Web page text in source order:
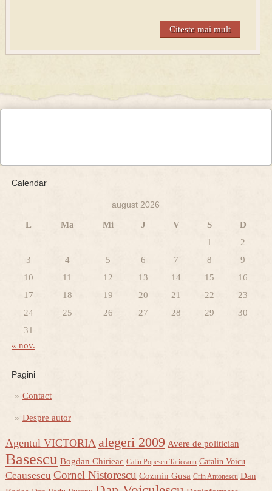
Citeste mai mult
Calendar
august 2026
L Ma Mi J V S
D
1
2
3
4 5 6 7 8
9
10
11 12 13 14 15
16
17
18 19 20 21 22
23
24
25 26 27 28 29
30
31
« nov.
Pagini
Contact
Despre autor
Agentul VICTORIA alegeri 2009 Avere de politician
Basescu Bogdan Chirieac Calin Popescu Tariceanu Catalin Voicu
Ceausescu Cornel Nistorescu Cozmin Gusa Crin Antonescu Dan